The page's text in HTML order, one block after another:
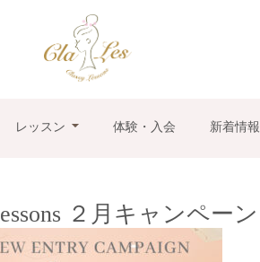
レッスン 体験・入会 新着情報
２月キャンペーン